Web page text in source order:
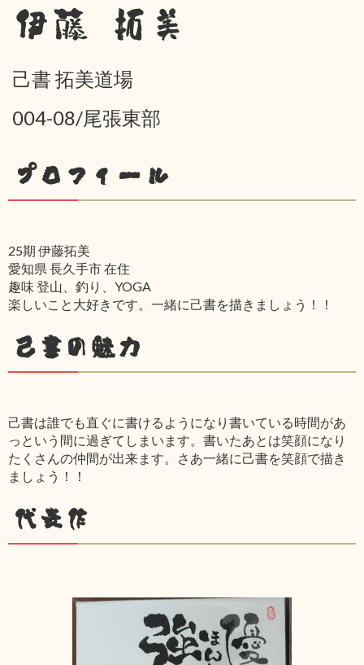
伊藤 拓美
己書 拓美道場
004-08/尾張東部
プロフィール
25期 伊藤拓美
愛知県 長久手市 在住
趣味 登山、釣り、YOGA
楽しいこと大好きです。一緒に己書を描きましょう！！
己書の魅力
己書は誰でも直ぐに書けるようになり書いている時間があ
っという間に過ぎてしまいます。書いたあとは笑顔になり
たくさんの仲間が出来ます。さあ一緒に己書を笑顔で描き
ましょう！！
代表作